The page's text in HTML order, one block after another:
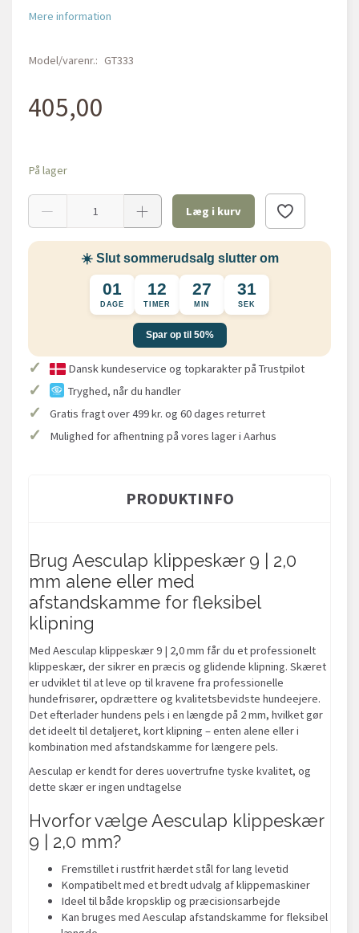
Mere information
Model/varenr.: GT333
405,00
På lager
Læg i kurv
☀️ Slut sommerudsalg slutter om
01
DAGE
12
TIMER
27
MIN
31
SEK
Spar op til 50%
✓ Dansk kundeservice og topkarakter på Trustpilot
✓ Tryghed, når du handler
✓ Gratis fragt over 499 kr. og 60 dages returret
✓ Mulighed for afhentning på vores lager i Aarhus
PRODUKTINFO
Brug Aesculap klippeskær 9 | 2,0
mm alene eller med
afstandskamme for fleksibel
klipning
Med Aesculap klippeskær 9 | 2,0 mm får du et professionelt
klippeskær, der sikrer en præcis og glidende klipning. Skæret
er udviklet til at leve op til kravene fra professionelle
hundefrisører, opdrættere og kvalitetsbevidste hundeejere.
Det efterlader hundens pels i en længde på 2 mm, hvilket gør
det ideelt til detaljeret, kort klipning – enten alene eller i
kombination med afstandskamme for længere pels.
Aesculap er kendt for deres uovertrufne tyske kvalitet, og
dette skær er ingen undtagelse
Hvorfor vælge Aesculap klippeskær
9 | 2,0 mm?
Fremstillet i rustfrit hærdet stål for lang levetid
Kompatibelt med et bredt udvalg af klippemaskiner
Ideel til både kropsklip og præcisionsarbejde
Kan bruges med Aesculap afstandskamme for fleksibel